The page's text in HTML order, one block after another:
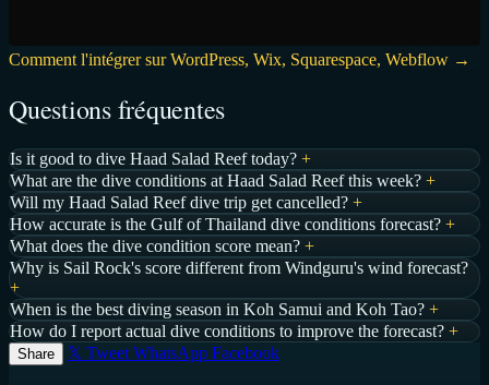
Comment l'intégrer sur WordPress, Wix, Squarespace, Webflow →
Questions fréquentes
Is it good to dive Haad Salad Reef today? +
What are the dive conditions at Haad Salad Reef this week? +
Will my Haad Salad Reef dive trip get cancelled? +
How accurate is the Gulf of Thailand dive conditions forecast? +
What does the dive condition score mean? +
Why is Sail Rock's score different from Windguru's wind forecast?
+
When is the best diving season in Koh Samui and Koh Tao? +
How do I report actual dive conditions to improve the forecast? +
Share 𝕏 Tweet WhatsApp Facebook